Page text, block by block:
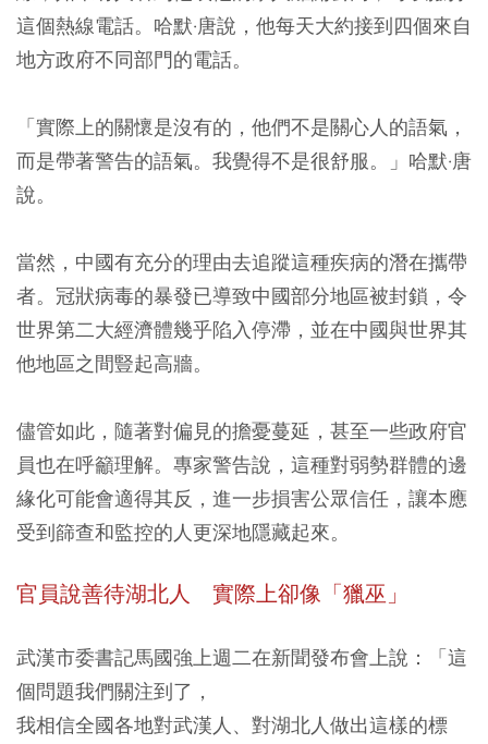
這個熱線電話。哈默·唐說，他每天大約接到四個來自
地方政府不同部門的電話。
「實際上的關懷是沒有的，他們不是關心人的語氣，
而是帶著警告的語氣。我覺得不是很舒服。」哈默·唐
說。
當然，中國有充分的理由去追蹤這種疾病的潛在攜帶
者。冠狀病毒的暴發已導致中國部分地區被封鎖，令
世界第二大經濟體幾乎陷入停滯，並在中國與世界其
他地區之間豎起高牆。
儘管如此，隨著對偏見的擔憂蔓延，甚至一些政府官
員也在呼籲理解。專家警告說，這種對弱勢群體的邊
緣化可能會適得其反，進一步損害公眾信任，讓本應
受到篩查和監控的人更深地隱藏起來。
官員說善待湖北人 實際上卻像「獵巫」
武漢市委書記馬國強上週二在新聞發布會上說：「這
個問題我們關注到了，
我相信全國各地對武漢人、對湖北人做出這樣的標